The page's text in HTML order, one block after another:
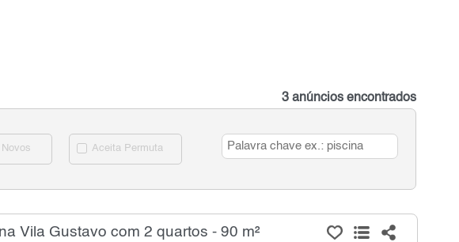
3 anúncios encontrados
Aceita Permuta
Vila Gustavo com 2 quartos - 90 m²